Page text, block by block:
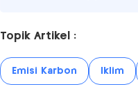
Topik Artikel :
Emisi Karbon Iklim